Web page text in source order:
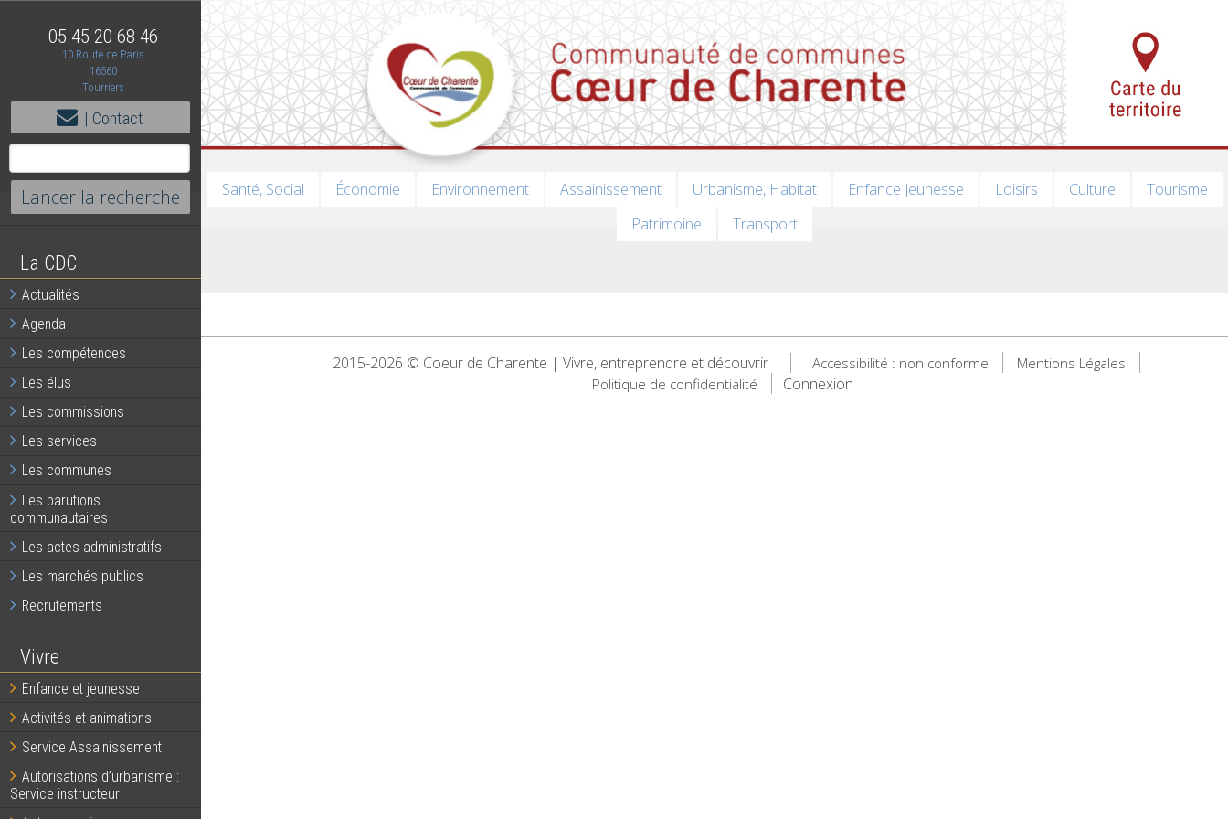
05 45 20 68 46
10 Route de Paris
16560
Tourriers
| Contact
La CDC
Actualités
Agenda
Les compétences
Les élus
Les commissions
Les services
Les communes
Les parutions
communautaires
Les actes administratifs
Les marchés publics
Recrutements
Vivre
Enfance et jeunesse
Activités et animations
Service Assainissement
Autorisations d’urbanisme :
Service instructeur
Santé, Social Économie Environnement Assainissement Urbanisme, Habitat Enfance Jeunesse Loisirs Culture
Tourisme
Patrimoine
Transport
2015-2026 © Coeur de Charente | Vivre, entreprendre et découvrir Accessibilité : non conforme
Mentions Légales
Politique de confidentialité
Connexion